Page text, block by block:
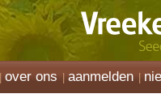
over ons aanmelden